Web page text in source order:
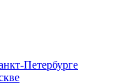
Петербурге